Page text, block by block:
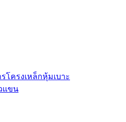
โครงเหล็กหุ้มเบาะ
แขน